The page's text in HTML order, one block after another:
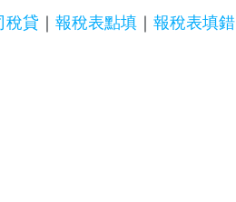
稅貸 ｜ 報稅表點填 ｜ 報稅表填錯